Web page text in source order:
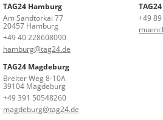
TAG24 Hamburg
Am Sandtorkai 77
20457 Hamburg
+49 40 228608090
hamburg@tag24.de
+49
TAG24 Magdeburg
Breiter Weg 8-10A
39104 Magdeburg
+49 391 50548260
magdeburg@tag24.de